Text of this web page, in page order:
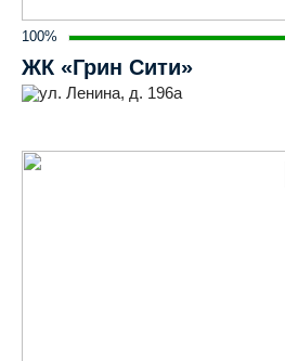
100%
ЖК «Грин Сити»
ул. Ленина, д. 196а